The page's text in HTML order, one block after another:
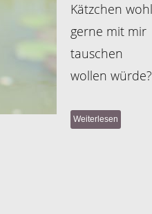
Kätzchen wohl
gerne mit mir
tauschen
wollen würde?
Weiterlesen